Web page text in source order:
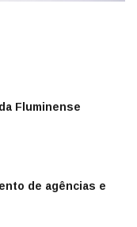
Fluminense
de agências e